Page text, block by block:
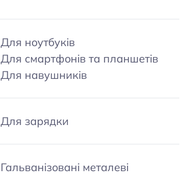
Для ноутбуків
Для смартфонів та планшетів
Для навушників
Для зарядки
Гальванізовані металеві